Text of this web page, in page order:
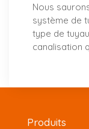
Nous
système de
type de
canalisation
Produits